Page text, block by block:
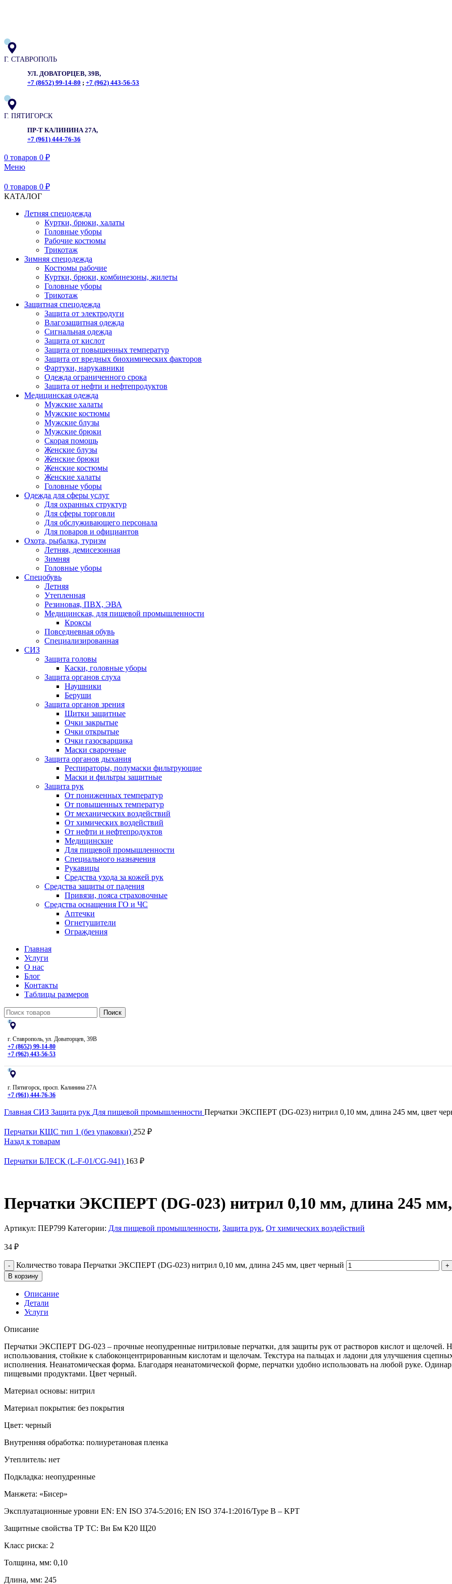
Г. СТАВРОПОЛЬ
УЛ. ДОВАТОРЦЕВ, 39В,
+7 (8652) 99-14-80 ; +7 (962) 443-56-53
Г. ПЯТИГОРСК
ПР-Т КАЛИНИНА 27А,
+7 (961) 444-76-36
0 товаров 0 ₽
Меню
0 товаров 0 ₽
КАТАЛОГ
Летняя спецодежда
Куртки, брюки, халаты
Головные уборы
Рабочие костюмы
Трикотаж
Зимняя спецодежда
Костюмы рабочие
Куртки, брюки, комбинезоны, жилеты
Головные уборы
Трикотаж
Защитная спецодежда
Защита от электродуги
Влагозащитная одежда
Сигнальная одежда
Защита от кислот
Защита от повышенных температур
Защита от вредных биохимических факторов
Фартуки, нарукавники
Одежда ограниченного срока
Защита от нефти и нефтепродуктов
Медицинская одежда
Мужские халаты
Мужские костюмы
Мужские блузы
Мужские брюки
Скорая помощь
Женские блузы
Женские брюки
Женские костюмы
Женские халаты
Головные уборы
Одежда для сферы услуг
Для охранных структур
Для сферы торговли
Для обслуживающего персонала
Для поваров и официантов
Охота, рыбалка, туризм
Летняя, демисезонная
Зимняя
Головные уборы
Спецобувь
Летняя
Утепленная
Резиновая, ПВХ, ЭВА
Медицинская, для пищевой промышленности
Кроксы
Повседневная обувь
Специализированная
СИЗ
Защита головы
Каски, головные уборы
Защита органов слуха
Наушники
Беруши
Защита органов зрения
Щитки защитные
Очки закрытые
Очки открытые
Очки газосварщика
Маски сварочные
Защита органов дыхания
Респираторы, полумаски фильтрующие
Маски и фильтры защитные
Защита рук
От пониженных температур
От повышенных температур
От механических воздействий
От химических воздействий
От нефти и нефтепродуктов
Медицинские
Для пищевой промышленности
Специального назначения
Рукавицы
Средства ухода за кожей рук
Средства защиты от падения
Привязи, пояса страховочные
Средства оснащения ГО и ЧС
Аптечки
Огнетушители
Ограждения
Главная
Услуги
О нас
Блог
Контакты
Таблицы размеров
Поиск
г. Ставрополь, ул. Доваторцев, 39В
+7 (8652) 99-14-80
+7 (962) 443-56-53
г. Пятигорск, просп. Калинина 27А
+7 (961) 444-76-36
Главная СИЗ Защита рук Для пищевой промышленности Перчатки ЭКСПЕРТ (DG-023) нитрил 0,10 мм, длина 245 мм, цвет
Перчатки КЩС тип 1 (без упаковки) 252 ₽
Назад к товарам
Перчатки БЛЕСК (L-F-01/CG-941) 163 ₽
Перчатки ЭКСПЕРТ (DG-023) нитрил 0,10 мм, длина 245
Артикул: ПЕР799 Категории: Для пищевой промышленности, Защита рук, От химических воздействий
34 ₽
Количество товара Перчатки ЭКСПЕРТ (DG-023) нитрил 0,10 мм, длина 245 мм, цвет черный
В корзину
Описание
Детали
Услуги
Описание
Перчатки ЭКСПЕРТ DG-023 – прочные неопудренные нитриловые перчатки, для защиты рук от растворов кислот и щелочей.
использования, стойкие к слабоконцентрированным кислотам и щелочам. Текстура на пальцах и ладони для улучшения
исполнения. Неанатомическая форма. Благодаря неанатомической форме, перчатки удобно использовать на любой руке.
пищевыми продуктами. Цвет черный.
Материал основы: нитрил
Материал покрытия: без покрытия
Цвет: черный
Внутренняя обработка: полиуретановая пленка
Утеплитель: нет
Подкладка: неопудренные
Манжета: «Бисер»
Эксплуатационные уровни EN: EN ISO 374-5:2016; EN ISO 374-1:2016/Type B – KPT
Защитные свойства ТР ТС: Вн Бм К20 Щ20
Класс риска: 2
Толщина, мм: 0,10
Длина, мм: 245